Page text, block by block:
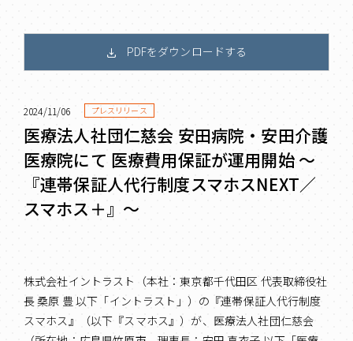
2024/11/06 プレスリリース
医療法人社団仁慈会 安田病院・安田介護
医療院にて 医療費用保証が運用開始 ～
『連帯保証人代行制度スマホスNEXT／
スマホス＋』～
PDFをダウンロードする
株式会社イントラスト（本社：東京都千代田区 代表取締役社
長 桑原 豊 以下「イントラスト」）の『連帯保証人代行制度
スマホス』（以下『スマホス』）が、医療法人社団仁慈会